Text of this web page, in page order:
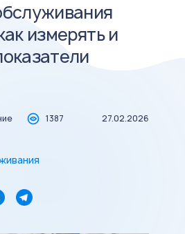
измерять и
1387 27.02.2026